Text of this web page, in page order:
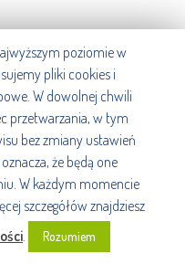
poziomie w
pliki cookies i
W dowolnej chwili
przetwarzania, w tym
bez zmiany ustawień
że będą one
W każdym momencie
szczegółów znajdziesz
. Rozumiem